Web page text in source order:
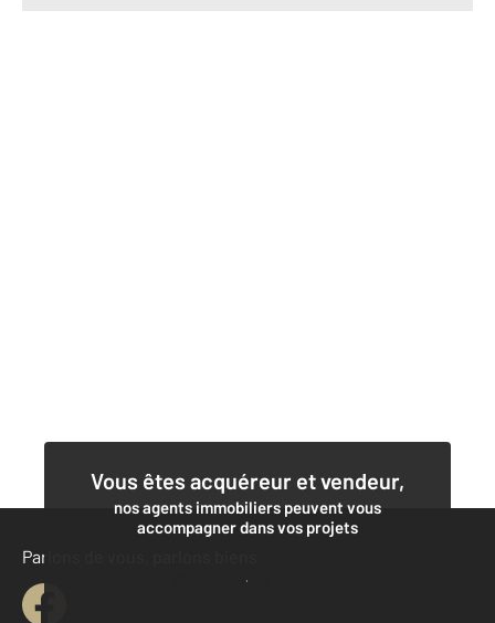
Vous êtes acquéreur et vendeur,
nos agents immobiliers peuvent vous
accompagner dans vos projets
Contacter l'agence
Parlons de vous, parlons biens